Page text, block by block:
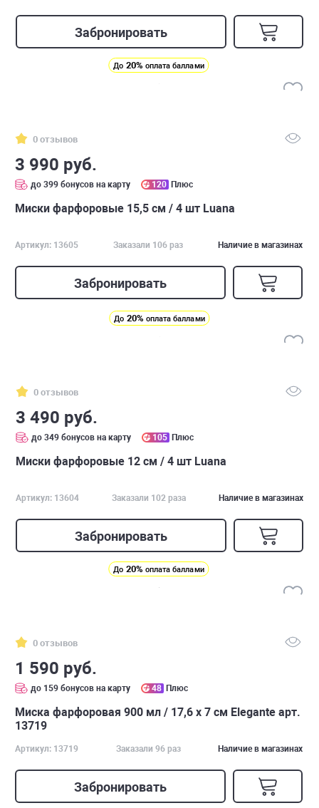
Забронировать
До 20% оплата баллами
0 отзывов
3 990 руб.
до 399 бонусов на карту 120 Плюс
Миски фарфоровые 15,5 см / 4 шт Luana
Артикул: 13605 Заказали 106 раз Наличие в магазинах
Забронировать
До 20% оплата баллами
0 отзывов
3 490 руб.
до 349 бонусов на карту 105 Плюс
Миски фарфоровые 12 см / 4 шт Luana
Артикул: 13604 Заказали 102 раза Наличие в магазинах
Забронировать
До 20% оплата баллами
0 отзывов
1 590 руб.
до 159 бонусов на карту 48 Плюс
Миска фарфоровая 900 мл / 17,6 х 7 см Elegante арт.
13719
Артикул: 13719 Заказали 96 раз Наличие в магазинах
Забронировать